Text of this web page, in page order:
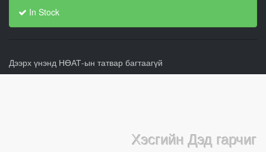
In Stock
Дээрх үнэнд НӨАТ-ын татвар багтаагүй
Хэсгийн Дэд гарчиг